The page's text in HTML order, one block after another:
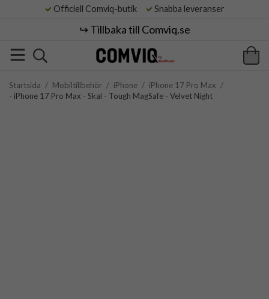
Officiell Comviq-butik Snabba leveranser
↪️ Tillbaka till Comviq.se
Startsida / Mobiltillbehör / iPhone / iPhone 17 Pro Max /
- iPhone 17 Pro Max - Skal - Tough MagSafe - Velvet Night